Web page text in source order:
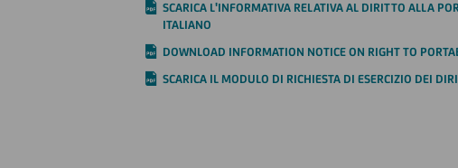
SCARICA L'INFORMATIVA RELATIVA AL DIRITTO ALLA
ITALIANO
DOWNLOAD INFORMATION NOTICE ON RIGHT TO
SCARICA IL MODULO DI RICHIESTA DI ESERCIZIO DEI